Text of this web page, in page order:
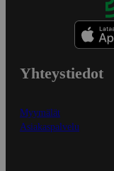
Yhteystiedot
Myymälät
Asiakaspalvelu